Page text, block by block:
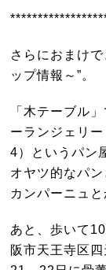
さらにおまけ
ップ情報～”。
「木テーブル
ーランジェリ
4）というパン
オヤツ的なパ
カンパーニュ
あと、歩いて
阪市天王寺区